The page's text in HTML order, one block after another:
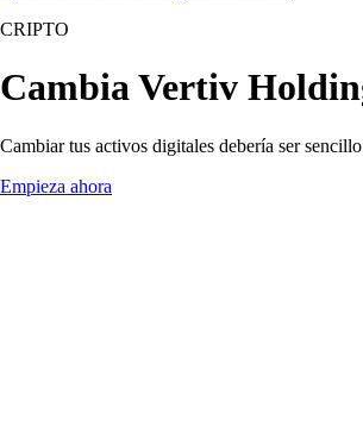
CRIPTO
Cambia Vertiv
Cambiar tus activos digitales debería ser
Empieza ahora